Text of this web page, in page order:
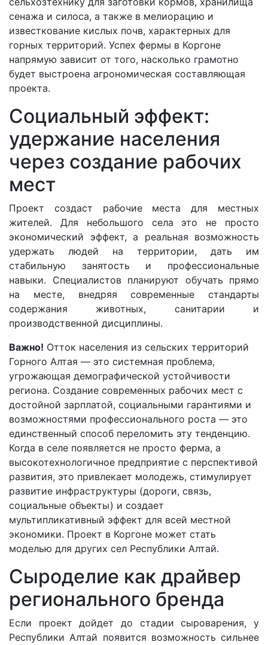
сенажа и силоса, а также в мелиорацию и
известкование кислых почв, характерных для
горных территорий. Успех фермы в Коргоне
напрямую зависит от того, насколько грамотно
будет выстроена агрономическая составляющая
проекта.
Социальный эффект:
удержание населения
через создание рабочих
мест
Проект создаст рабочие места для местных
жителей. Для небольшого села это не просто
экономический эффект, а реальная возможность
удержать людей на территории, дать им
стабильную занятость и профессиональные
навыки. Специалистов планируют обучать прямо
на месте, внедряя современные стандарты
содержания животных, санитарии и
производственной дисциплины.
Важно! Отток населения из сельских территорий
Горного Алтая — это системная проблема,
угрожающая демографической устойчивости
региона. Создание современных рабочих мест с
достойной зарплатой, социальными гарантиями и
возможностями профессионального роста — это
единственный способ переломить эту тенденцию.
Когда в селе появляется не просто ферма, а
высокотехнологичное предприятие с перспективой
развития, это привлекает молодежь, стимулирует
развитие инфраструктуры (дороги, связь,
социальные объекты) и создает
мультипликативный эффект для всей местной
экономики. Проект в Коргоне может стать
моделью для других сел Республики Алтай.
Сыроделие как драйвер
регионального бренда
Если проект дойдет до стадии сыроварения, у
Республики Алтай появится возможность сильнее